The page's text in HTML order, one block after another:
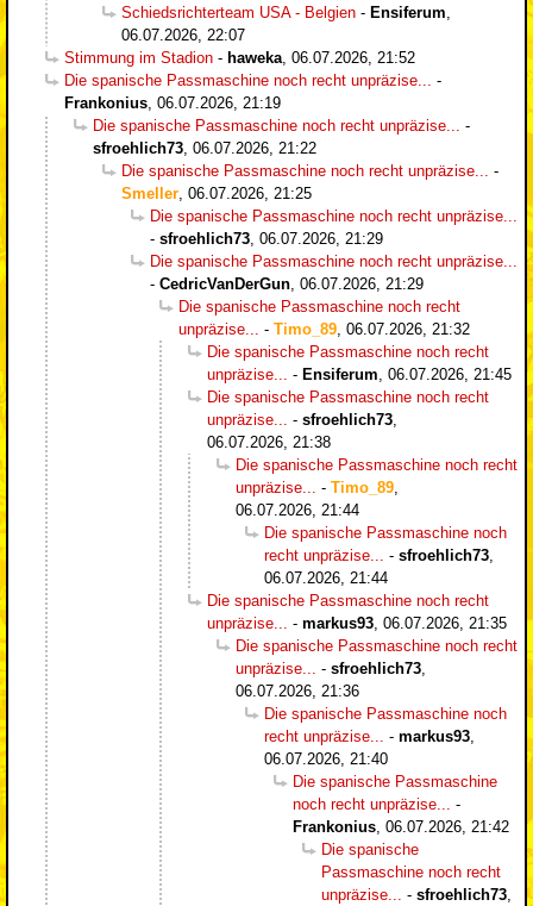
Schiedsrichterteam USA - Belgien - Ensiferum
06.07.2026, 22:07
Stimmung im Stadion - haweka 06.07.2026, 21:52
Die spanische Passmaschine noch recht unpräzise...
-
Frankonius 06.07.2026, 21:19
Die spanische Passmaschine noch recht unpräzise...
-
sfroehlich73 06.07.2026, 21:22
Die spanische Passmaschine noch recht unpräzise...
-
Smeller 06.07.2026, 21:25
Die spanische Passmaschine noch recht unpräzise...
- sfroehlich73 06.07.2026, 21:29
Die spanische Passmaschine noch recht unpräzise...
- CedricVanDerGun 06.07.2026, 21:29
Die spanische Passmaschine noch recht
unpräzise...
- Timo_89 06.07.2026, 21:32
Die spanische Passmaschine noch recht
unpräzise...
- Ensiferum 06.07.2026, 21:45
Die spanische Passmaschine noch recht
unpräzise...
- sfroehlich73
06.07.2026, 21:38
Die spanische Passmaschine noch recht
unpräzise...
- Timo_89
06.07.2026, 21:44
Die spanische Passmaschine noch
recht unpräzise...
- sfroehlich73
06.07.2026, 21:44
Die spanische Passmaschine noch recht
unpräzise...
- markus93 06.07.2026, 21:35
Die spanische Passmaschine noch recht
unpräzise...
- sfroehlich73
06.07.2026, 21:36
Die spanische Passmaschine noch
recht unpräzise...
- markus93
06.07.2026, 21:40
Die spanische Passmaschine
noch recht unpräzise...
-
Frankonius 06.07.2026, 21:42
Die spanische
Passmaschine noch recht
unpräzise...
- sfroehlich73